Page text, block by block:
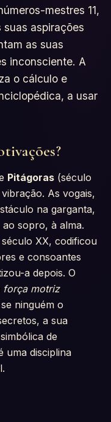
mestres 11,
aspirações
as suas
inconsciente. A
o cálculo e
a usar
Pitágoras (século
As vogais,
na garganta,
sopro, à alma.
XX, codificou
e consoantes
a depois. O
força motriz
ninguém o
a sua
de
uma disciplina